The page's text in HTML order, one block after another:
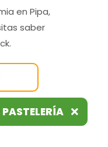
en Pipa,
saber